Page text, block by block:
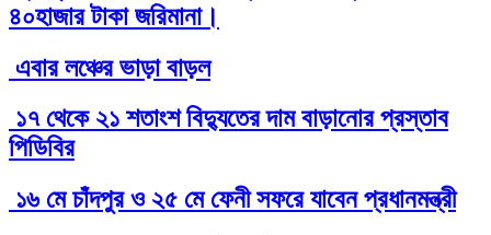
৪০হাজার টাকা জরিমানা।
এবার লঞ্চের ভাড়া বাড়ল
১৭ থেকে ২১ শতাংশ বিদ্যুতের দাম বাড়ানোর প্রস্তাব
পিডিবির
১৬ মে চাঁদপুর ও ২৫ মে ফেনী সফরে যাবেন প্রধানমন্ত্রী